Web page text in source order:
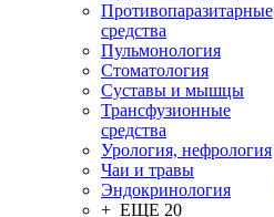
Противопаразитарные
средства
Пульмонология
Стоматология
Суставы и мышцы
Трансфузионные
средства
Урология, нефрология
Чаи и травы
Эндокринология
+ ЕЩЕ 20